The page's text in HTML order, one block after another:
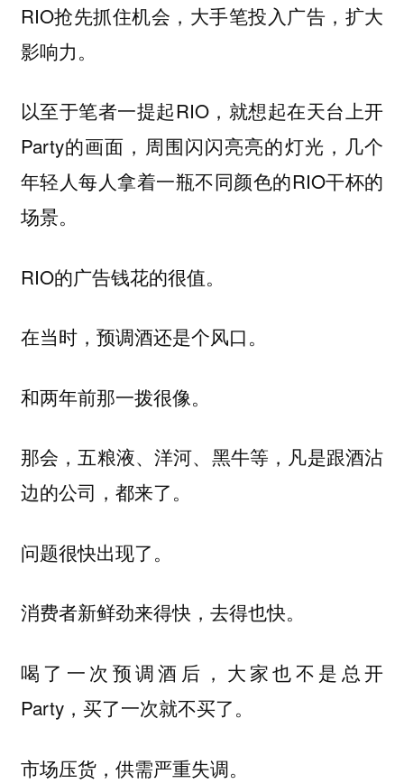
RIO抢先抓住机会，大手笔投入广告，扩大
影响力。
以至于笔者一提起RIO，就想起在天台上开
Party的画面，周围闪闪亮亮的灯光，几个
年轻人每人拿着一瓶不同颜色的RIO干杯的
场景。
RIO的广告钱花的很值。
在当时，预调酒还是个风口。
和两年前那一拨很像。
那会，五粮液、洋河、黑牛等，凡是跟酒沾
边的公司，都来了。
问题很快出现了。
消费者新鲜劲来得快，去得也快。
喝了一次预调酒后，大家也不是总开
Party，买了一次就不买了。
市场压货，供需严重失调。